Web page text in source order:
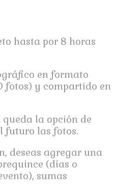
hasta por 8 horas
en formato
y compartido en
queda la opción de
futuro las fotos.
deseas agregar una
(días o
sumas